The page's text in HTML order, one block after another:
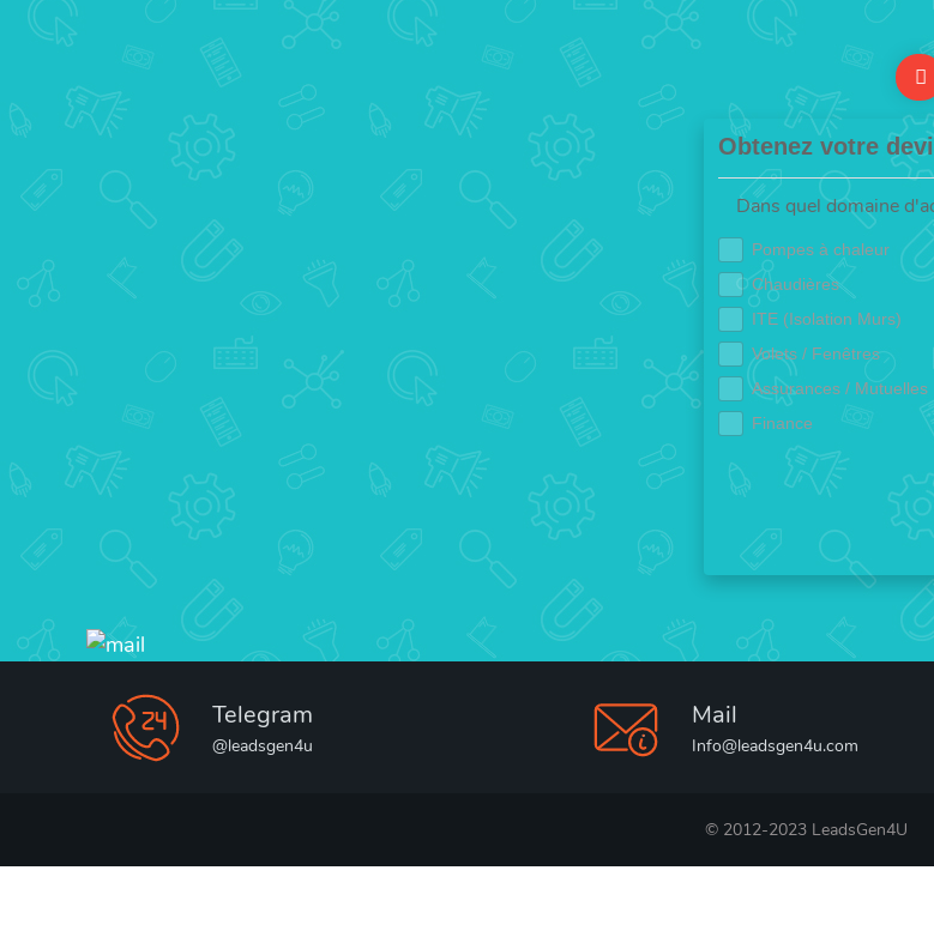
Obtenez votre
Dans quel domaine
Pompes à chaleur
Chaudières
ITE (Isolation Murs)
Volets / Fenêtres
Assurances / Mutuelles
Finance
Telegram
@leadsgen4u
Mail
Info@leadsgen4u.com
© 2012-2023 LeadsGen4U